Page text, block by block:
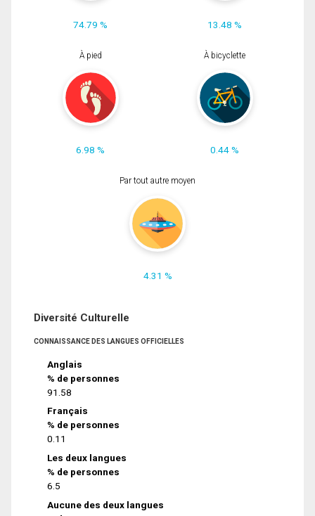
74.79 % 13.48 %
À pied
6.98 %
À bicyclette
0.44 %
Par tout autre moyen
4.31 %
Diversité Culturelle
CONNAISSANCE DES LANGUES OFFICIELLES
Anglais
% de personnes
91.58
Français
% de personnes
0.11
Les deux langues
% de personnes
6.5
Aucune des deux langues